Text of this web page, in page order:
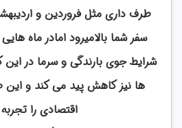
طرف داری مثل فروردین و
سفر شما بالامیرود امادر ماه
شرایط جوی بارندگی و سرما در
ها نیز کاهش پید می کند و این
اقتصادی را